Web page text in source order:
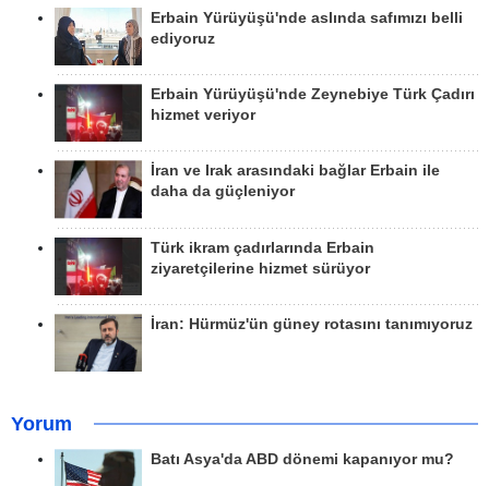
Erbain Yürüyüşü'nde aslında safımızı belli
ediyoruz
Erbain Yürüyüşü'nde Zeynebiye Türk Çadırı
hizmet veriyor
İran ve Irak arasındaki bağlar Erbain ile
daha da güçleniyor
Türk ikram çadırlarında Erbain
ziyaretçilerine hizmet sürüyor
İran: Hürmüz'ün güney rotasını tanımıyoruz
Yorum
Batı Asya'da ABD dönemi kapanıyor mu?